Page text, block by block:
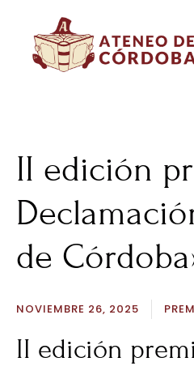
II edición
de
NOVIEMBRE 26, 2025
II edición